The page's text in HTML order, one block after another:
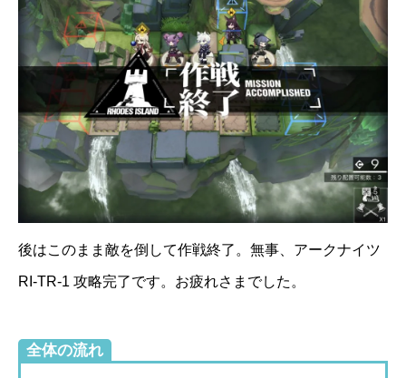
後はこのまま敵を倒して作戦終了。無事、アークナイツ
RI-TR-1 攻略完了です。お疲れさまでした。
全体の流れ